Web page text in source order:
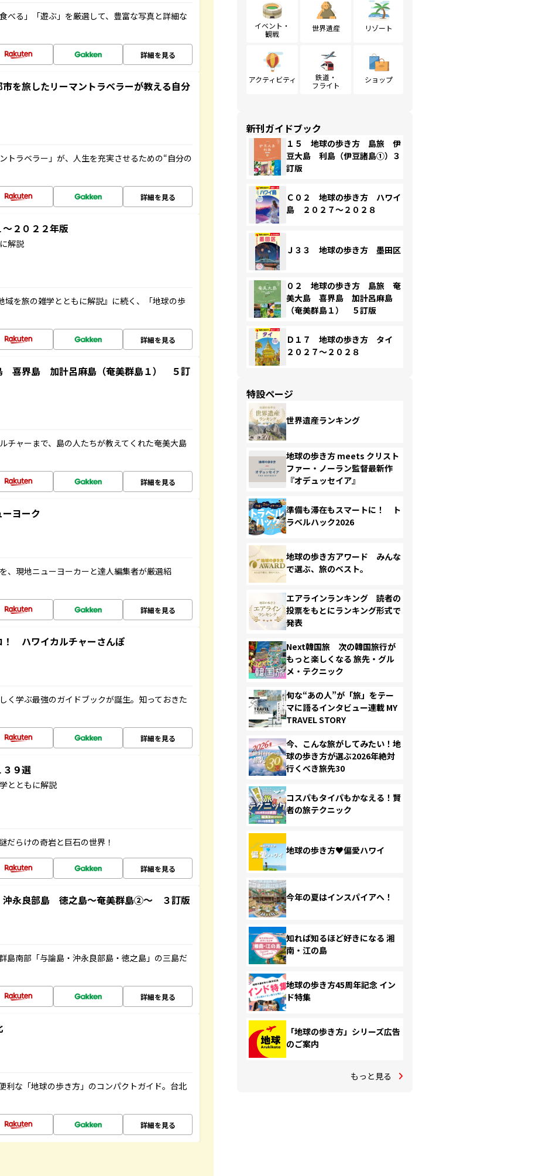
べる」「遊ぶ」を厳選して、豊富な写真と詳細な
詳細を見る
を旅したリーマントラベラーが教える自分
トラベラー」が、人生を充実させるための“自分の
詳細を見る
２０２２年版
解説
を旅の雑学とともに解説』に続く、「地球の歩
詳細を見る
界島 加計呂麻島（奄美群島１） ５訂
ャーまで、島の人たちが教えてくれた奄美大島
詳細を見る
ヨーク
、現地ニューヨーカーと達人編集者が厳選紹
詳細を見る
ハワイカルチャーさんぽ
く学ぶ最強のガイドブックが誕生。知っておきた
詳細を見る
３９選
とともに解説
だらけの奇岩と巨石の世界！
詳細を見る
永良部島 徳之島～奄美群島②～ ３訂版
南部「与論島・沖永良部島・徳之島」の三島だ
詳細を見る
利な「地球の歩き方」のコンパクトガイド。台北
詳細を見る
イベント・
観戦
世界遺産 リゾート
アクティビティ
鉄道・
フライト
ショップ
新刊ガイドブック
１５ 地球の歩き方 島旅 伊
豆大島 利島（伊豆諸島①）３
訂版
Ｃ０２ 地球の歩き方 ハワイ
島 ２０２７～２０２８
Ｊ３３ 地球の歩き方 墨田区
０２ 地球の歩き方 島旅 奄
美大島 喜界島 加計呂麻島
（奄美群島１） ５訂版
Ｄ１７ 地球の歩き方 タイ
２０２７～２０２８
特設ページ
世界遺産ランキング
地球の歩き方 meets クリスト
ファー・ノーラン監督最新作
『オデュッセイア』
準備も滞在もスマートに！ ト
ラベルハック2026
地球の歩き方アワード みんな
で選ぶ、旅のベスト。
エアラインランキング 読者の
投票をもとにランキング形式で
発表
Next韓国旅 次の韓国旅行が
もっと楽しくなる 旅先・グル
メ・テクニック
旬な“あの人”が「旅」をテー
マに語るインタビュー連載 MY
TRAVEL STORY
今、こんな旅がしてみたい！地
球の歩き方が選ぶ2026年絶対
行くべき旅先30
コスパもタイパもかなえる！賢
者の旅テクニック
地球の歩き方♥偏愛ハワイ
今年の夏はインスパイアへ！
知れば知るほど好きになる 湘
南・江の島
地球の歩き方45周年記念 イン
ド特集
「地球の歩き方」シリーズ広告
のご案内
もっと見る